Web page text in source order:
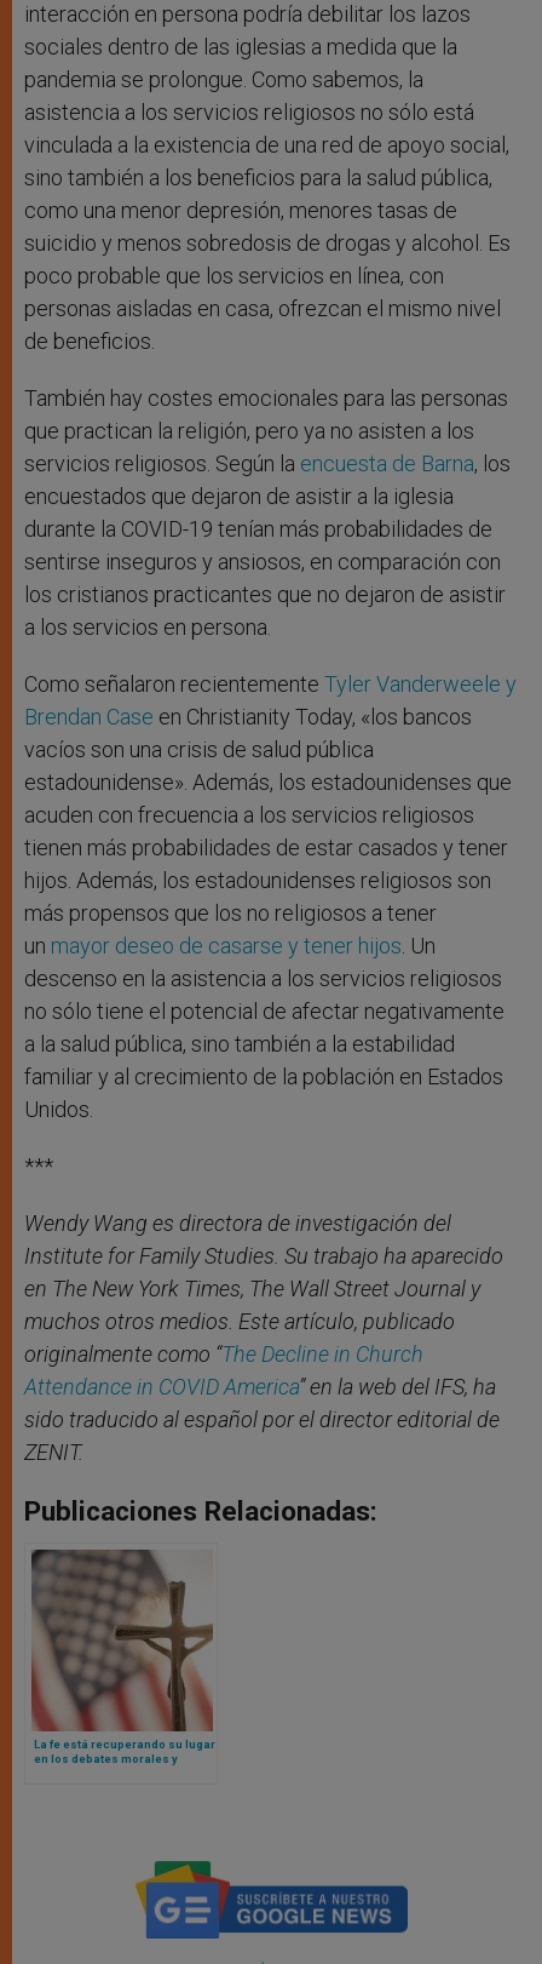
interacción en persona podría debilitar los lazos
sociales dentro de las iglesias a medida que la
pandemia se prolongue. Como sabemos, la
asistencia a los servicios religiosos no sólo está
vinculada a la existencia de una red de apoyo social,
sino también a los beneficios para la salud pública,
como una menor depresión, menores tasas de
suicidio y menos sobredosis de drogas y alcohol. Es
poco probable que los servicios en línea, con
personas aisladas en casa, ofrezcan el mismo nivel
de beneficios.
También hay costes emocionales para las personas
que practican la religión, pero ya no asisten a los
servicios religiosos. Según la encuesta de Barna, los
encuestados que dejaron de asistir a la iglesia
durante la COVID-19 tenían más probabilidades de
sentirse inseguros y ansiosos, en comparación con
los cristianos practicantes que no dejaron de asistir
a los servicios en persona.
Como señalaron recientemente Tyler Vanderweele y
Brendan Case en Christianity Today, «los bancos
vacíos son una crisis de salud pública
estadounidense». Además, los estadounidenses que
acuden con frecuencia a los servicios religiosos
tienen más probabilidades de estar casados y tener
hijos. Además, los estadounidenses religiosos son
más propensos que los no religiosos a tener
un mayor deseo de casarse y tener hijos . Un
descenso en la asistencia a los servicios religiosos
no sólo tiene el potencial de afectar negativamente
a la salud pública, sino también a la estabilidad
familiar y al crecimiento de la población en Estados
Unidos.
***
Wendy Wang es directora de investigación del
Institute for Family Studies. Su trabajo ha aparecido
en The New York Times, The Wall Street Journal y
muchos otros medios. Este artículo, publicado
originalmente como “The Decline in Church
Attendance in COVID America” en la web del IFS, ha
sido traducido al español por el director editorial de
ZENIT.
Publicaciones Relacionadas:
La fe está recuperando su lugar
en los debates morales y